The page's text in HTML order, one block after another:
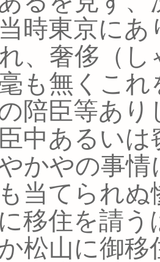
時東京に
、奢侈（
も無くこ
陪臣等あ
中あるい
かやの事
当てられ
移住を請
松山に御